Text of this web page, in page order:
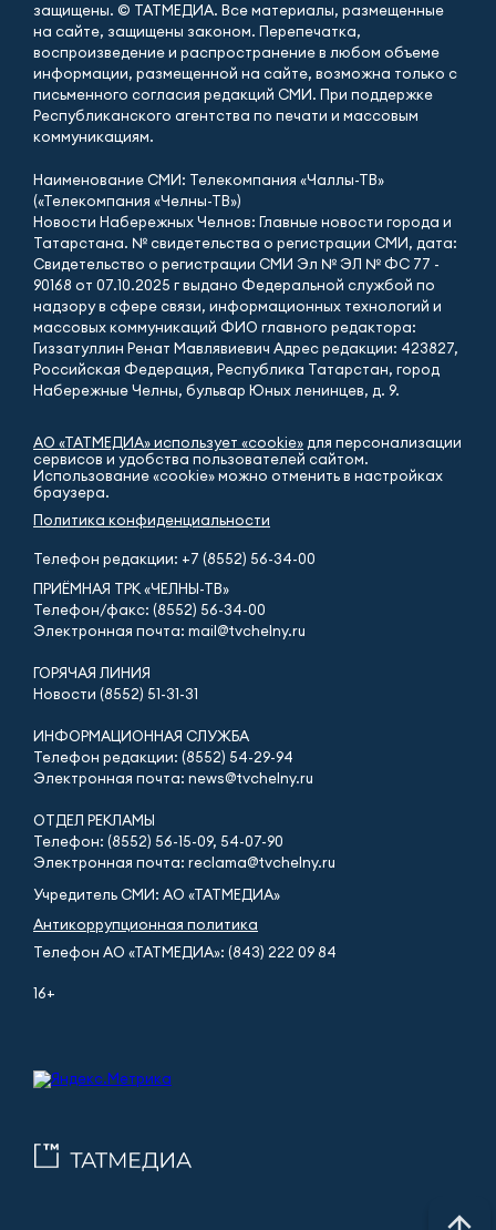
защищены. © ТАТМЕДИА. Все материалы, размещенные
на сайте, защищены законом. Перепечатка,
воспроизведение и распространение в любом объеме
информации, размещенной на сайте, возможна только с
письменного согласия редакций СМИ. При поддержке
Республиканского агентства по печати и массовым
коммуникациям.
Наименование СМИ: Телекомпания «Чаллы-ТВ»
(«Телекомпания «Челны-ТВ»)
Новости Набережных Челнов: Главные новости города и
Татарстана. № свидетельства о регистрации СМИ, дата:
Свидетельство о регистрации СМИ Эл № ЭЛ № ФС 77 -
90168 от 07.10.2025 г выдано Федеральной службой по
надзору в сфере связи, информационных технологий и
массовых коммуникаций ФИО главного редактора:
Гиззатуллин Ренат Мавлявиевич Адрес редакции: 423827,
Российская Федерация, Республика Татарстан, город
Набережные Челны, бульвар Юных ленинцев, д. 9.
АО «ТАТМЕДИА» использует «cookie»для персонализации
сервисов и удобства пользователей сайтом.
Использование «cookie» можно отменить в настройках
браузера.
Политика конфиденциальности
Телефон редакции: +7 (8552) 56-34-00
ПРИЁМНАЯ ТРК «ЧЕЛНЫ-ТВ»
Телефон/факс: (8552) 56-34-00
Электронная почта: mail@tvchelny.ru
ГОРЯЧАЯ ЛИНИЯ
Новости (8552) 51-31-31
ИНФОРМАЦИОННАЯ СЛУЖБА
Телефон редакции: (8552) 54-29-94
Электронная почта: news@tvchelny.ru
ОТДЕЛ РЕКЛАМЫ
Телефон: (8552) 56-15-09, 54-07-90
Электронная почта: reclama@tvchelny.ru
Учредитель СМИ: АО «ТАТМЕДИА»
Антикоррупционная политика
Телефон АО «ТАТМЕДИА»: (843) 222 09 84
16+